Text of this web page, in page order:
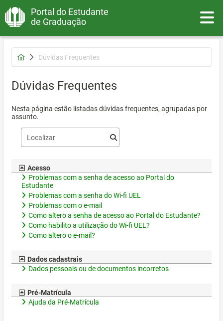
Portal do Estudante
de Graduação
Dúvidas Frequentes
Dúvidas Frequentes
Nesta página estão listadas dúvidas frequentes, agrupadas por
assunto.
Acesso
Problemas com a senha de acesso ao Portal do
Estudante
Problemas com a senha do Wi-fi UEL
Problemas com o e-mail
Como altero a senha de acesso ao Portal do Estudante?
Como habilito a utilização do Wi-fi UEL?
Como altero o e-mail?
Dados cadastrais
Dados pessoais ou de documentos incorretos
Pré-Matrícula
Ajuda da Pré-Matrícula